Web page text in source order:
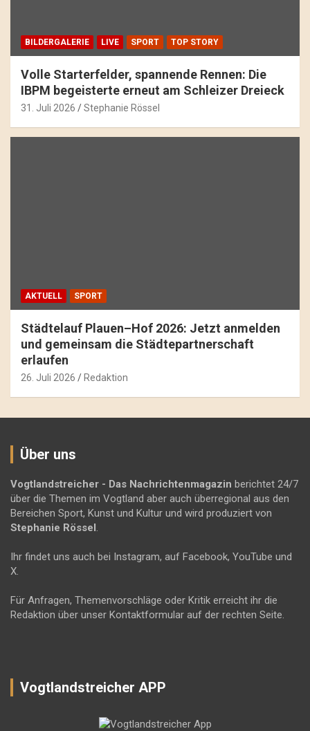
BILDERGALERIE LIVE SPORT TOP STORY
Volle Starterfelder, spannende Rennen: Die
IBPM begeisterte erneut am Schleizer Dreieck
31. Juli 2026 Stephanie Rössel
AKTUELL SPORT
Städtelauf Plauen–Hof 2026: Jetzt anmelden
und gemeinsam die Städtepartnerschaft
erlaufen
26. Juli 2026 Redaktion
Über uns
Vogtlandstreicher - Das Nachrichtenmagazin berichtet 24/7
über die Themen im Vogtland aber auch überregional aus den
Bereichen Sport, Kunst und Kultur und wird produziert von
Stephanie Rössel .
Ihr findet uns auch bei Instagram, auf Facebook, YouTube und
X.
Für Anfragen, Themenvorschläge oder Kritik erreicht ihr die
Redaktion über unser Kontaktformular auf der rechten Seite.
Vogtlandstreicher APP